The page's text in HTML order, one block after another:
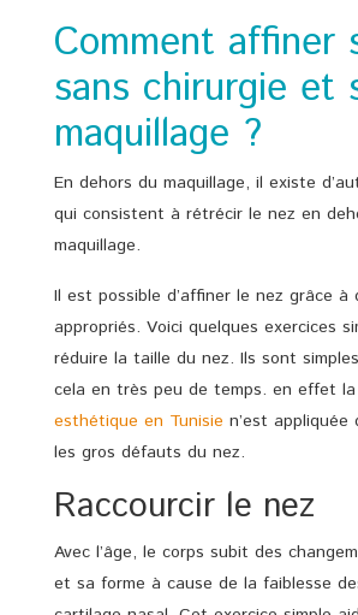
Comment affiner
sans chirurgie et
maquillage ?
En dehors du maquillage, il existe
qui consistent à rétrécir le nez en
maquillage.
Il est possible d’affiner le nez grâce à
appropriés. Voici quelques exercices
réduire la taille du nez. Ils sont
cela en très peu de temps. en effet la
esthétique en Tunisie n’est
les gros défauts du nez.
Raccourcir le nez
Avec l’âge, le corps subit des
et sa forme à cause de la faiblesse